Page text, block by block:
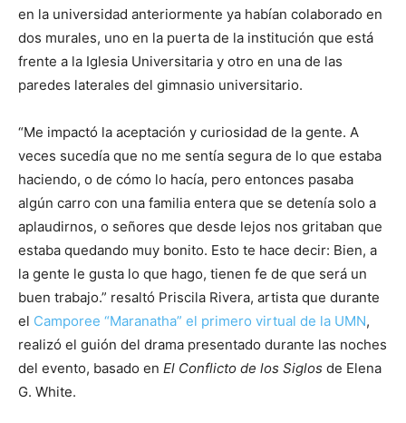
en la universidad anteriormente ya habían colaborado en
dos murales, uno en la puerta de la institución que está
frente a la Iglesia Universitaria y otro en una de las
paredes laterales del gimnasio universitario.
“Me impactó la aceptación y curiosidad de la gente. A
veces sucedía que no me sentía segura de lo que estaba
haciendo, o de cómo lo hacía, pero entonces pasaba
algún carro con una familia entera que se detenía solo a
aplaudirnos, o señores que desde lejos nos gritaban que
estaba quedando muy bonito. Esto te hace decir: Bien, a
la gente le gusta lo que hago, tienen fe de que será un
buen trabajo.” resaltó Priscila Rivera, artista que durante
el Camporee “Maranatha” el primero virtual de la UMN,
realizó el guión del drama presentado durante las noches
del evento, basado en El Conflicto de los Siglos de Elena
G. White.